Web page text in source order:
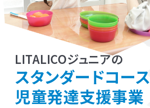
LITALICOジュニアの
スタンダードコース
児童発達支援事業